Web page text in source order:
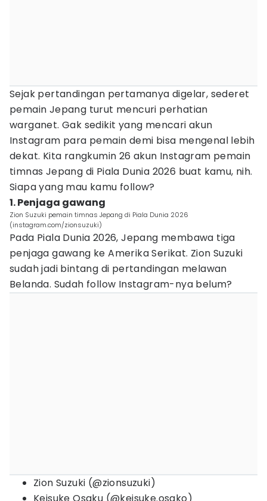
Sejak pertandingan pertamanya digelar, sederet
pemain Jepang turut mencuri perhatian
warganet. Gak sedikit yang mencari akun
Instagram para pemain demi bisa mengenal lebih
dekat. Kita rangkumin 26 akun Instagram pemain
timnas Jepang di Piala Dunia 2026 buat kamu, nih.
Siapa yang mau kamu follow?
1. Penjaga gawang
Zion Suzuki pemain timnas Jepang di Piala Dunia 2026
(instagram.com/zionsuzuki)
Pada Piala Dunia 2026, Jepang membawa tiga
penjaga gawang ke Amerika Serikat. Zion Suzuki
sudah jadi bintang di pertandingan melawan
Belanda. Sudah follow Instagram-nya belum?
Zion Suzuki (@zionsuzuki)